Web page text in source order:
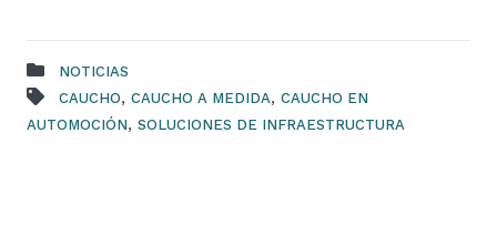
NOTICIAS
CAUCHO, CAUCHO A MEDIDA, CAUCHO EN
AUTOMOCIÓN, SOLUCIONES DE INFRAESTRUCTURA